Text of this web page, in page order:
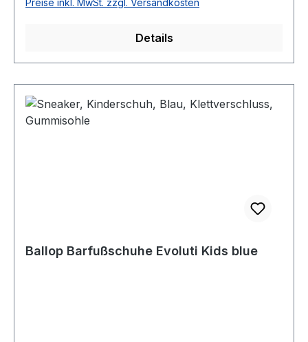
Preise inkl. MwSt. zzgl. Versandkosten
Details
Ballop Barfußschuhe Evoluti Kids blue